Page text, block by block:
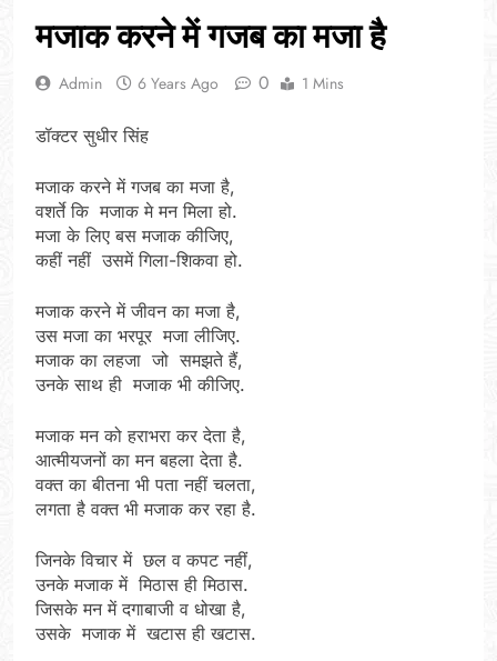
मजाक करने में गजब का मजा है
Admin 6 Years Ago 0 1 Mins
डॉक्टर सुधीर सिंह
मजाक करने में गजब का मजा है,
वशर्ते कि मजाक मे मन मिला हो.
मजा के लिए बस मजाक कीजिए,
कहीं नहीं उसमें गिला-शिकवा हो.
मजाक करने में जीवन का मजा है,
उस मजा का भरपूर मजा लीजिए.
मजाक का लहजा जो समझते हैं,
उनके साथ ही मजाक भी कीजिए.
मजाक मन को हराभरा कर देता है,
आत्मीयजनों का मन बहला देता है.
वक्त का बीतना भी पता नहीं चलता,
लगता है वक्त भी मजाक कर रहा है.
जिनके विचार में छल व कपट नहीं,
उनके मजाक में मिठास ही मिठास.
जिसके मन में दगाबाजी व धोखा है,
उसके मजाक में खटास ही खटास.